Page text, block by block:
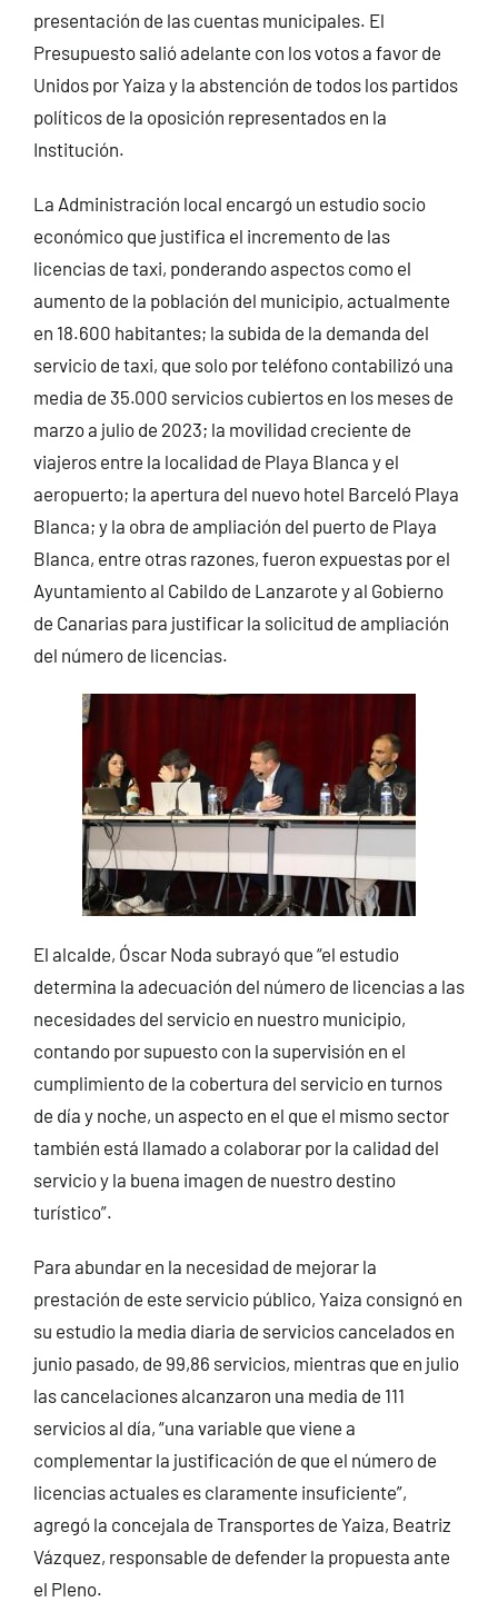
presentación de las cuentas municipales. El
Presupuesto salió adelante con los votos a favor de
Unidos por Yaiza y la abstención de todos los partidos
políticos de la oposición representados en la
Institución.
La Administración local encargó un estudio socio
económico que justifica el incremento de las
licencias de taxi, ponderando aspectos como el
aumento de la población del municipio, actualmente
en 18.600 habitantes; la subida de la demanda del
servicio de taxi, que solo por teléfono contabilizó una
media de 35.000 servicios cubiertos en los meses de
marzo a julio de 2023; la movilidad creciente de
viajeros entre la localidad de Playa Blanca y el
aeropuerto; la apertura del nuevo hotel Barceló Playa
Blanca; y la obra de ampliación del puerto de Playa
Blanca, entre otras razones, fueron expuestas por el
Ayuntamiento al Cabildo de Lanzarote y al Gobierno
de Canarias para justificar la solicitud de ampliación
del número de licencias.
El alcalde, Óscar Noda subrayó que “el estudio
determina la adecuación del número de licencias a las
necesidades del servicio en nuestro municipio,
contando por supuesto con la supervisión en el
cumplimiento de la cobertura del servicio en turnos
de día y noche, un aspecto en el que el mismo sector
también está llamado a colaborar por la calidad del
servicio y la buena imagen de nuestro destino
turístico”.
Para abundar en la necesidad de mejorar la
prestación de este servicio público, Yaiza consignó en
su estudio la media diaria de servicios cancelados en
junio pasado, de 99,86 servicios, mientras que en julio
las cancelaciones alcanzaron una media de 111
servicios al día, “una variable que viene a
complementar la justificación de que el número de
licencias actuales es claramente insuficiente”,
agregó la concejala de Transportes de Yaiza, Beatriz
Vázquez, responsable de defender la propuesta ante
el Pleno.